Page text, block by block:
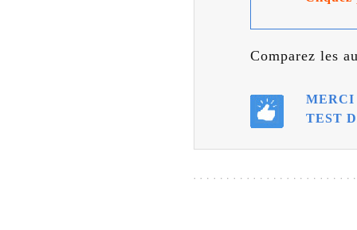
Comparez les
TEST